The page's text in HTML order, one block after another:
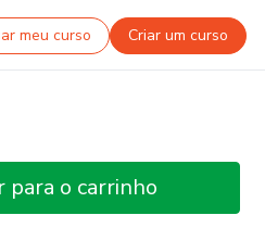
meu curso Criar um curso
para o carrinho